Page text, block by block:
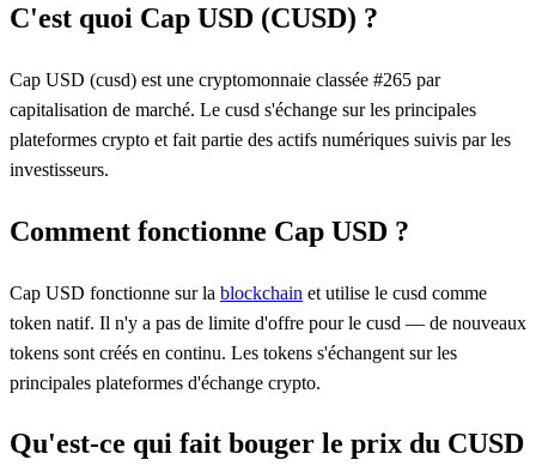
C'est quoi Cap USD (CUSD) ?
Cap USD (cusd) est une cryptomonnaie classée #265 par
capitalisation de marché. Le cusd s'échange sur les principales
plateformes crypto et fait partie des actifs numériques suivis par les
investisseurs.
Comment fonctionne Cap USD ?
Cap USD fonctionne sur la blockchain et utilise le cusd comme
token natif. Il n'y a pas de limite d'offre pour le cusd — de nouveaux
tokens sont créés en continu. Les tokens s'échangent sur les
principales plateformes d'échange crypto.
Qu'est-ce qui fait bouger le prix du CUSD